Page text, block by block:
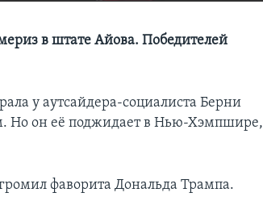
в штате Айова. Победителей
у аутсайдера-социалиста Берни
Но он её поджидает в Нью-Хэмпшире,
фаворита Дональда Трампа.